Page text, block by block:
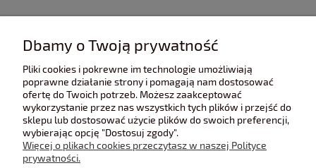
POMOC
POLECANE STRONY
Dbamy o Twoją prywatność
Pliki cookies i pokrewne im technologie umożliwiają
poprawne działanie strony i pomagają nam dostosować
ofertę do Twoich potrzeb. Możesz zaakceptować
wykorzystanie przez nas wszystkich tych plików i przejść do
sklepu lub dostosować użycie plików do swoich preferencji,
wybierając opcję "Dostosuj zgody".
Więcej o plikach cookies przeczytasz w naszej Polityce
prywatności.